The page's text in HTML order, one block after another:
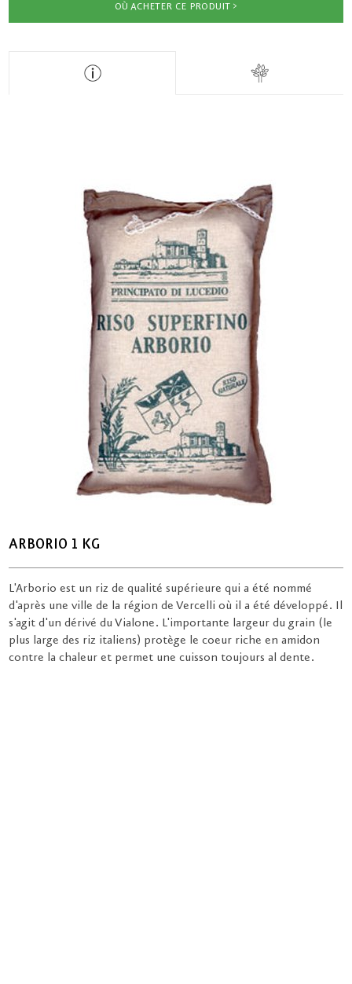
OÙ ACHETER CE PRODUIT
ARBORIO 1 KG
L'Arborio est un riz de qualité supérieure qui a été nommé
d'après une ville de la région de Vercelli où il a été développé. Il
s'agit d'un dérivé du Vialone. L'importante largeur du grain (le
plus large des riz italiens) protège le coeur riche en amidon
contre la chaleur et permet une cuisson toujours al dente.